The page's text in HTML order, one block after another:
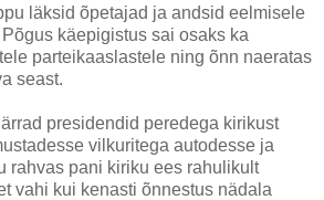
läksid õpetajad ja andsid eelmisele
käepigistus sai osaks ka
parteikaaslastele ning õnn naeratas
seast.
presidendid peredega kirikust
vilkuritega autodesse ja
rahvas pani kiriku ees rahulikult
vahi kui kenasti õnnestus nädala